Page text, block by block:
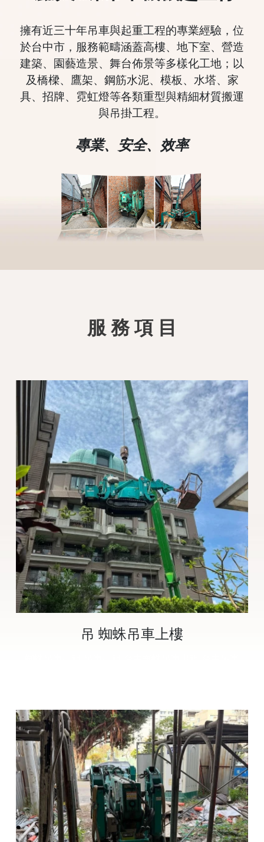
擁有近三十年吊車與起重工程的專業經驗，位
於台中市，服務範疇涵蓋高樓、地下室、營造
建築、園藝造景、舞台佈景等多樣化工地；以
及橋樑、鷹架、鋼筋水泥、模板、水塔、家
具、招牌、霓虹燈等各類重型與精細材質搬運
與吊掛工程。
專業、安全、效率
服 務 項 目
吊 蜘蛛吊車上樓